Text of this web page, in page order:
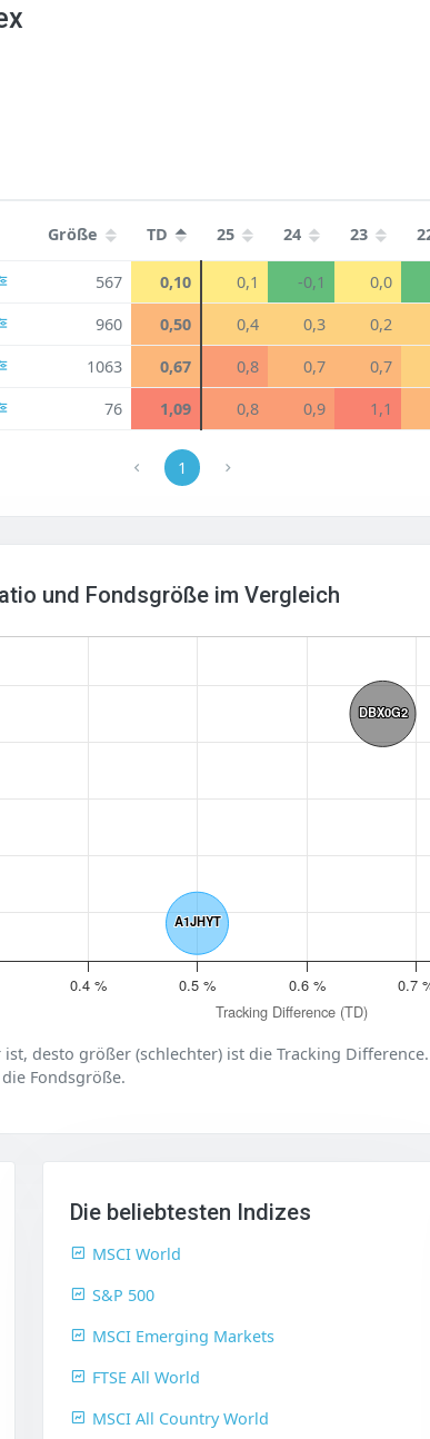
Größe TD 25 24 23
567 0,10 0,1 -0,1 0,0
960 0,50 0,4 0,3 0,2
1063 0,67 0,8 0,7 0,7
76 1,09 0,8 0,9 1,1
1
und Fondsgröße im Vergleich
Tracking Difference (TD)
A1JHYT
A1JHYT
DBX0G2
DBX0G2
0.4 % 0.5 % 0.6 % 0.7
ist, desto größer (schlechter) ist die Tracking
Fondsgröße.
Die beliebtesten Indizes
MSCI World
S&P 500
MSCI Emerging Markets
FTSE All World
MSCI All Country World